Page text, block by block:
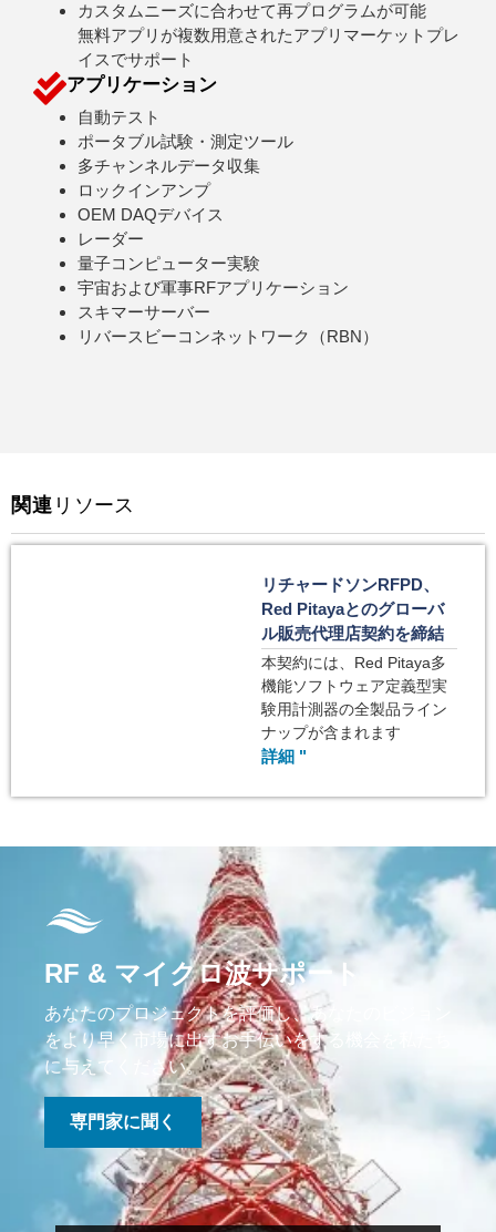
カスタムニーズに合わせて再プログラムが可能
無料アプリが複数用意されたアプリマーケットプレ
イスでサポート
アプリケーション
自動テスト
ポータブル試験・測定ツール
多チャンネルデータ収集
ロックインアンプ
OEM DAQデバイス
レーダー
量子コンピューター実験
宇宙および軍事RFアプリケーション
スキマーサーバー
リバースビーコンネットワーク（RBN）
関連 リソース
リチャードソンRFPD、
Red Pitayaとのグローバ
ル販売代理店契約を締結
本契約には、Red Pitaya多
機能ソフトウェア定義型実
験用計測器の全製品ライン
ナップが含まれます
詳細 "
RF & マイクロ波サポート
あなたのプロジェクトを評価し、あなたのビジョン
をより早く市場に出すお手伝いをする機会を私たち
に与えてください。
専門家に聞く